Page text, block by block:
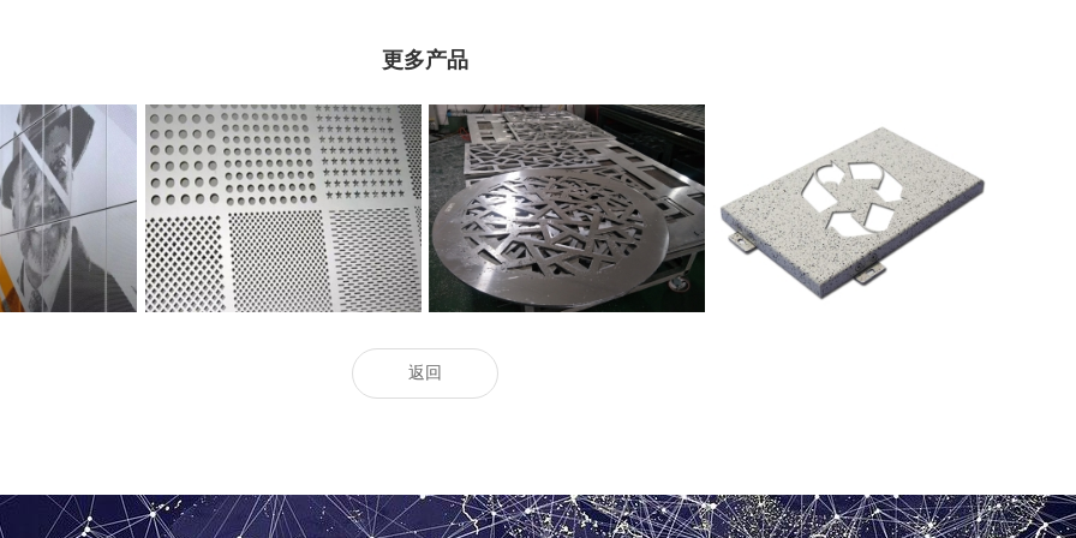
更多产品
铝单板 工程冲孔铝单板 2.5mm冲孔铝单板 石纹冲孔铝单板
返回